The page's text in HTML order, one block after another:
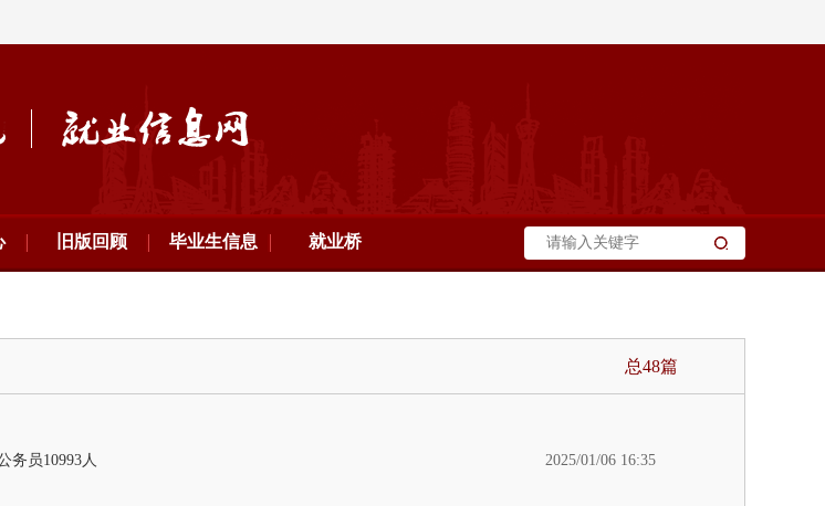
旧版回顾 毕业生信息 就业桥
总48篇
务员10993人 2025/01/06 16:35